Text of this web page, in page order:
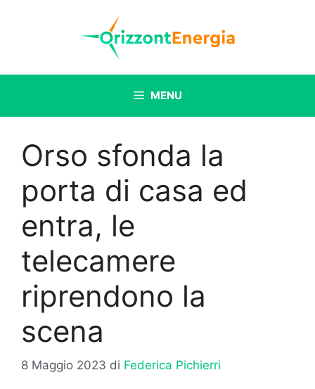
MENU
Orso sfonda la
porta di casa ed
entra, le
telecamere
riprendono la
scena
8 Maggio 2023 di Federica Pichierri